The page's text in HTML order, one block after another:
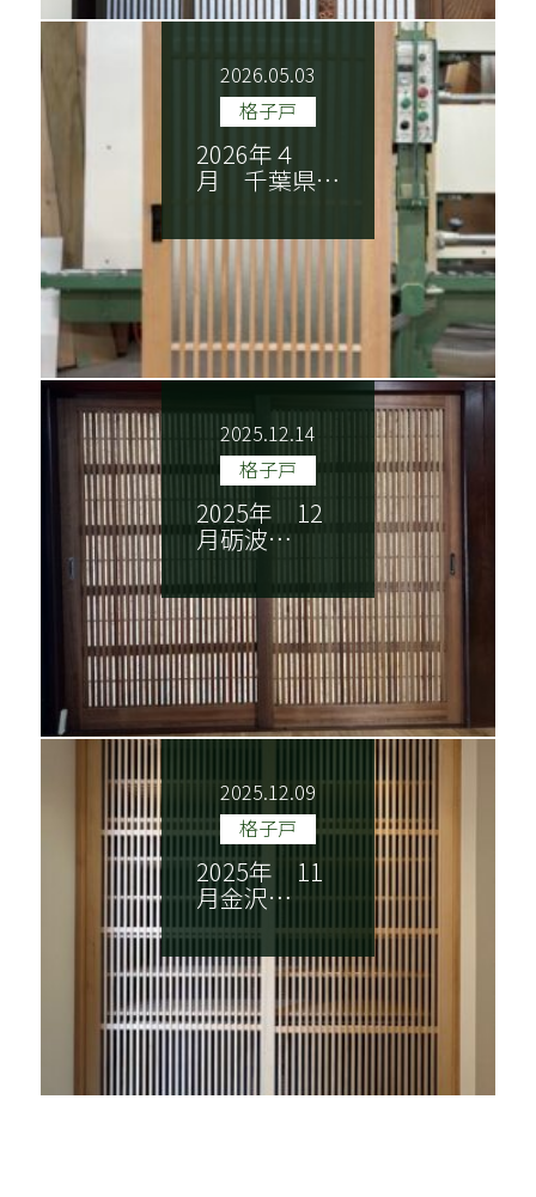
ごあいさつ
木香美・服部とは 商品紹介
施工実績 納品までの流れ
技巧紹介 会社案内
特定商取引法に基づく表記
2026.05.03
格子戸
2026年４
月 千葉県…
2025.12.14
格子戸
2025年 12
月砺波…
2025.12.09
格子戸
2025年 11
月金沢…